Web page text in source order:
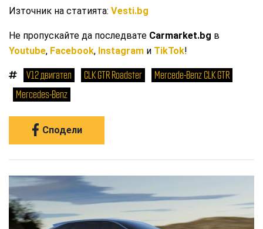
Източник на статията:Vesti.bg
Не пропускайте да последвате Carmarket.bg в
Youtube, Facebook, Instagram и TikTok!
V12 двигател CLK GTR Roadster
Mercede-Benz CLK GTR
Mercedes-Benz
Сподели